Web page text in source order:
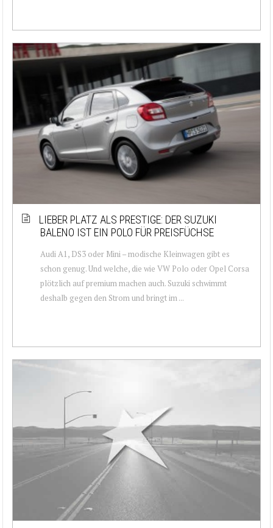
LIEBER PLATZ ALS PRESTIGE: DER SUZUKI
BALENO IST EIN POLO FÜR PREISFÜCHSE
Audi A1, DS3 oder Mini – modische Kleinwagen gibt es
schon genug. Und welche, die wie VW Polo oder Opel Corsa
plötzlich auf premium machen auch. Suzuki schwimmt
deshalb gegen den Strom und bringt im ...